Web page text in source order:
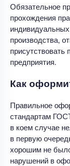
Обязательное
прохождения
производства,
присутствовать
предприятия.
Как
Правильное
стандартам
в коем случае
в первую
хорошим не
нарушений в